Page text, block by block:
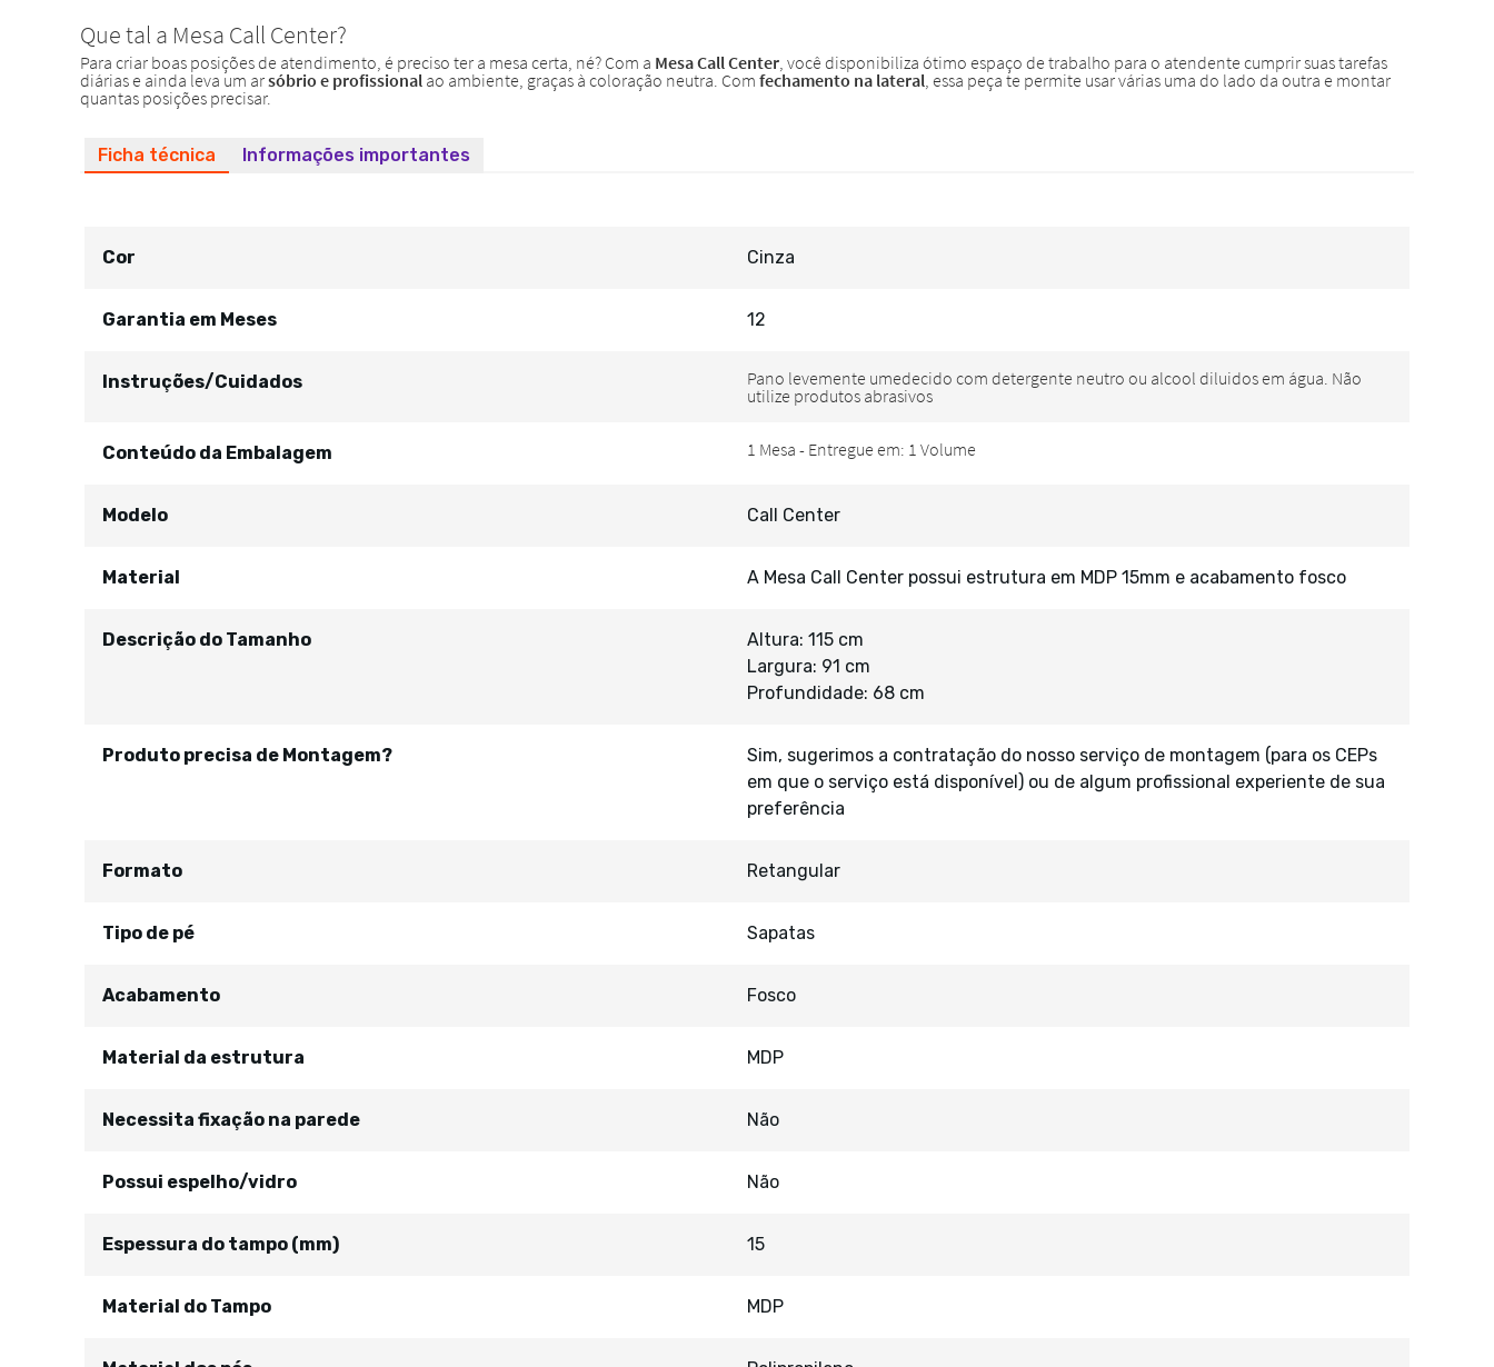
Ficha técnica Informações importantes
Cor Cinza
Garantia em Meses 12
Instruções/Cuidados
Conteúdo da Embalagem
Modelo Call Center
Material A Mesa Call Center possui estrutura em MDP 15mm e acabamento fosco
Descrição do Tamanho
Altura: 115 cm
Largura: 91 cm
Profundidade: 68 cm
Produto precisa de Montagem?
Sim, sugerimos a contratação do nosso serviço de montagem (para os CEPs
em que o serviço está disponível) ou de algum profissional experiente de sua
preferência
Formato Retangular
Tipo de pé Sapatas
Acabamento Fosco
Material da estrutura MDP
Necessita fixação na parede Não
Possui espelho/vidro Não
Espessura do tampo (mm) 15
Material do Tampo MDP